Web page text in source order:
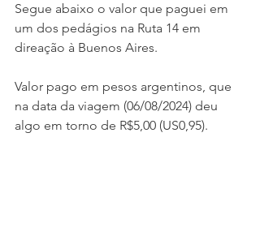
Segue abaixo o valor que paguei em
um dos pedágios na Ruta 14 em
direação à Buenos Aires.
Valor pago em pesos argentinos, que
na data da viagem (06/08/2024) deu
algo em torno de R$5,00 (US0,95).